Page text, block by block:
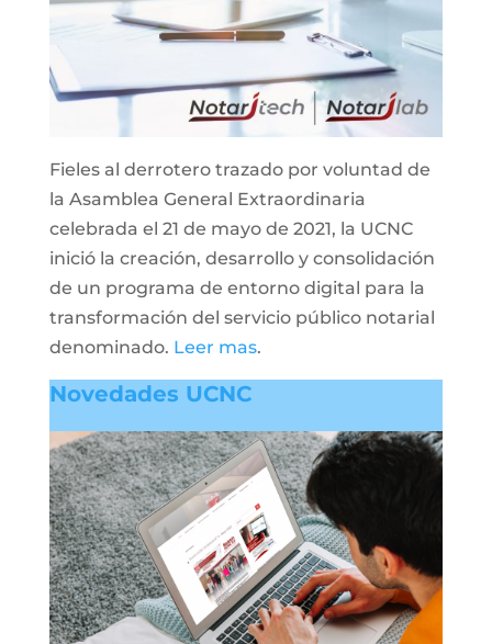
Fieles al derrotero trazado por voluntad de
la Asamblea General Extraordinaria
celebrada el 21 de mayo de 2021, la UCNC
inició la creación, desarrollo y consolidación
de un programa de entorno digital para la
transformación del servicio público notarial
denominado. Leer mas.
Novedades UCNC